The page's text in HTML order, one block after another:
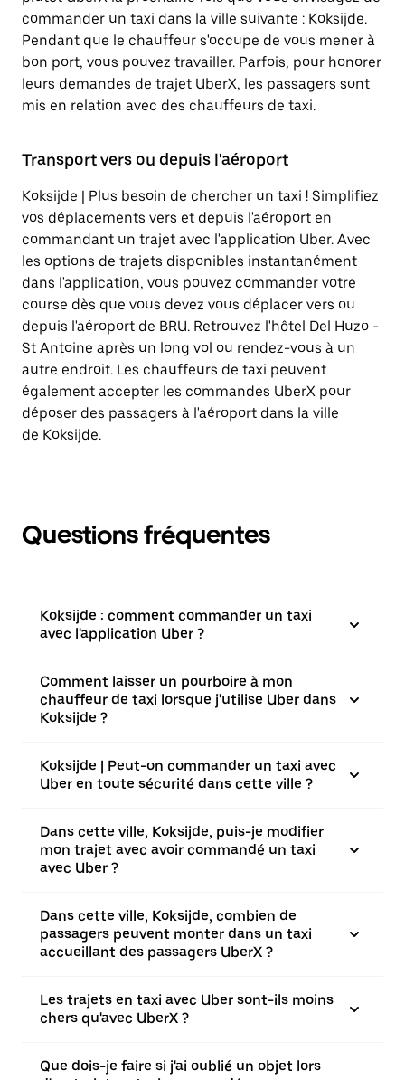
commander un taxi dans la ville suivante : Koksijde.
Pendant que le chauffeur s'occupe de vous mener à
bon port, vous pouvez travailler. Parfois, pour honorer
leurs demandes de trajet UberX, les passagers sont
mis en relation avec des chauffeurs de taxi.
Transport vers ou depuis l'aéroport
Koksijde | Plus besoin de chercher un taxi ! Simplifiez
vos déplacements vers et depuis l'aéroport en
commandant un trajet avec l'application Uber. Avec
les options de trajets disponibles instantanément
dans l'application, vous pouvez commander votre
course dès que vous devez vous déplacer vers ou
depuis l'aéroport de BRU. Retrouvez l'hôtel Del Huzo -
St Antoine après un long vol ou rendez-vous à un
autre endroit. Les chauffeurs de taxi peuvent
également accepter les commandes UberX pour
déposer des passagers à l'aéroport dans la ville
de Koksijde.
Questions fréquentes
Koksijde : comment commander un taxi
avec l'application Uber ?
Comment laisser un pourboire à mon
chauffeur de taxi lorsque j'utilise Uber dans
Koksijde ?
Koksijde | Peut-on commander un taxi avec
Uber en toute sécurité dans cette ville ?
Dans cette ville, Koksijde, puis-je modifier
mon trajet avec avoir commandé un taxi
avec Uber ?
Dans cette ville, Koksijde, combien de
passagers peuvent monter dans un taxi
accueillant des passagers UberX ?
Les trajets en taxi avec Uber sont-ils moins
chers qu'avec UberX ?
Que dois-je faire si j'ai oublié un objet lors